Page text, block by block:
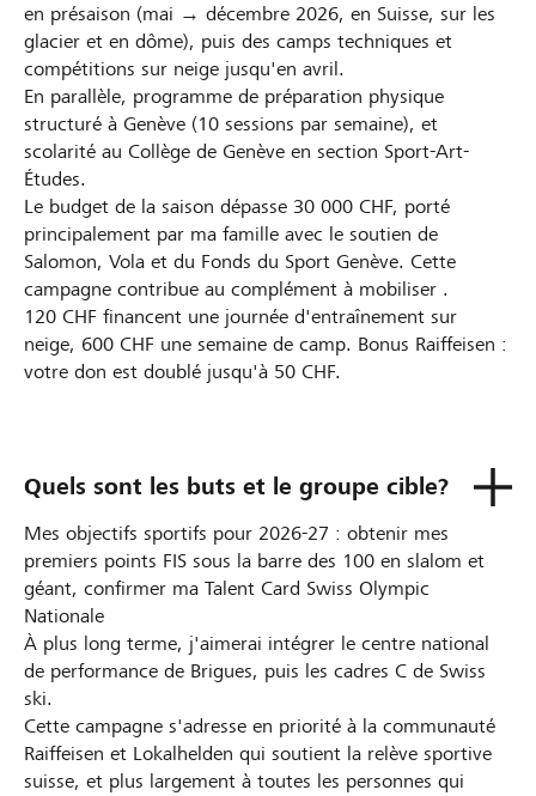
en présaison (mai → décembre 2026, en Suisse, sur les
glacier et en dôme), puis des camps techniques et
compétitions sur neige jusqu'en avril.
En parallèle, programme de préparation physique
structuré à Genève (10 sessions par semaine), et
scolarité au Collège de Genève en section Sport-Art-
Études.
Le budget de la saison dépasse 30 000 CHF, porté
principalement par ma famille avec le soutien de
Salomon, Vola et du Fonds du Sport Genève. Cette
campagne contribue au complément à mobiliser .
120 CHF financent une journée d'entraînement sur
neige, 600 CHF une semaine de camp. Bonus Raiffeisen :
votre don est doublé jusqu'à 50 CHF.
Quels sont les buts et le groupe cible?
Mes objectifs sportifs pour 2026-27 : obtenir mes
premiers points FIS sous la barre des 100 en slalom et
géant, confirmer ma Talent Card Swiss Olympic
Nationale
À plus long terme, j'aimerai intégrer le centre national
de performance de Brigues, puis les cadres C de Swiss
ski.
Cette campagne s'adresse en priorité à la communauté
Raiffeisen et Lokalhelden qui soutient la relève sportive
suisse, et plus largement à toutes les personnes qui